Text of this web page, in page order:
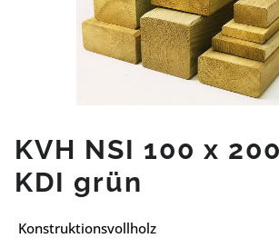
KVH NSI 100 x
KDI grün
Konstruktionsvollholz